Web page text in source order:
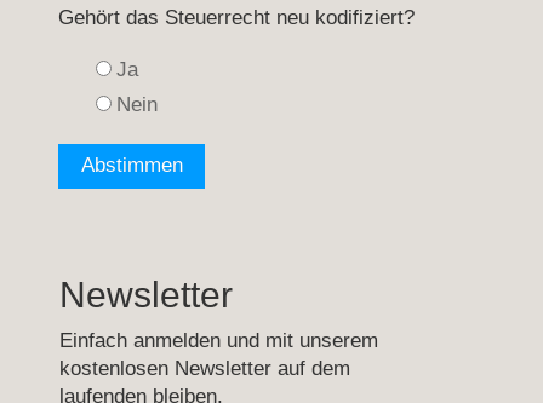
Gehört das Steuerrecht neu kodifiziert?
Ja
Nein
Newsletter
Einfach anmelden und mit unserem
kostenlosen Newsletter auf dem
laufenden bleiben.